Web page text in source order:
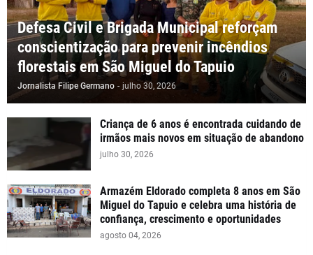
Defesa Civil e Brigada Municipal reforçam
conscientização para prevenir incêndios
florestais em São Miguel do Tapuio
Jornalista Filipe Germano - julho 30, 2026
Criança de 6 anos é encontrada cuidando de
irmãos mais novos em situação de abandono
julho 30, 2026
Armazém Eldorado completa 8 anos em São
Miguel do Tapuio e celebra uma história de
confiança, crescimento e oportunidades
agosto 04, 2026